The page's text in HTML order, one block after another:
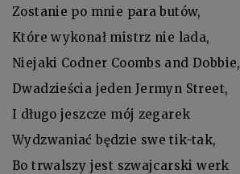
Zostanie po mnie para butów,
Które wykonał mistrz nie lada,
Niejaki Codner Coombs and Dobbie,
Dwadzieścia jeden Jermyn Street,
I długo jeszcze mój zegarek
Wydzwaniać będzie swe tik-tak,
Bo trwalszy jest szwajcarski werk